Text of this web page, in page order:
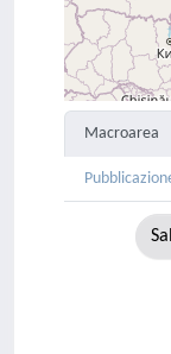
Macroarea